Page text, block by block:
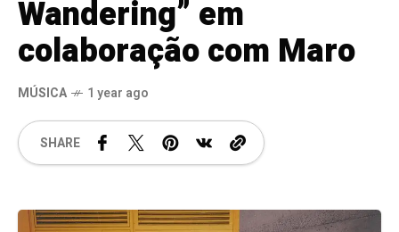
Wandering” em
colaboração com Maro
MÚSICA 1 year ago
SHARE